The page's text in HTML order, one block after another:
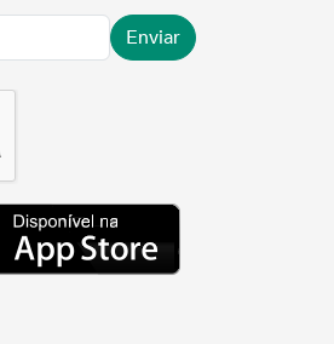
Enviar